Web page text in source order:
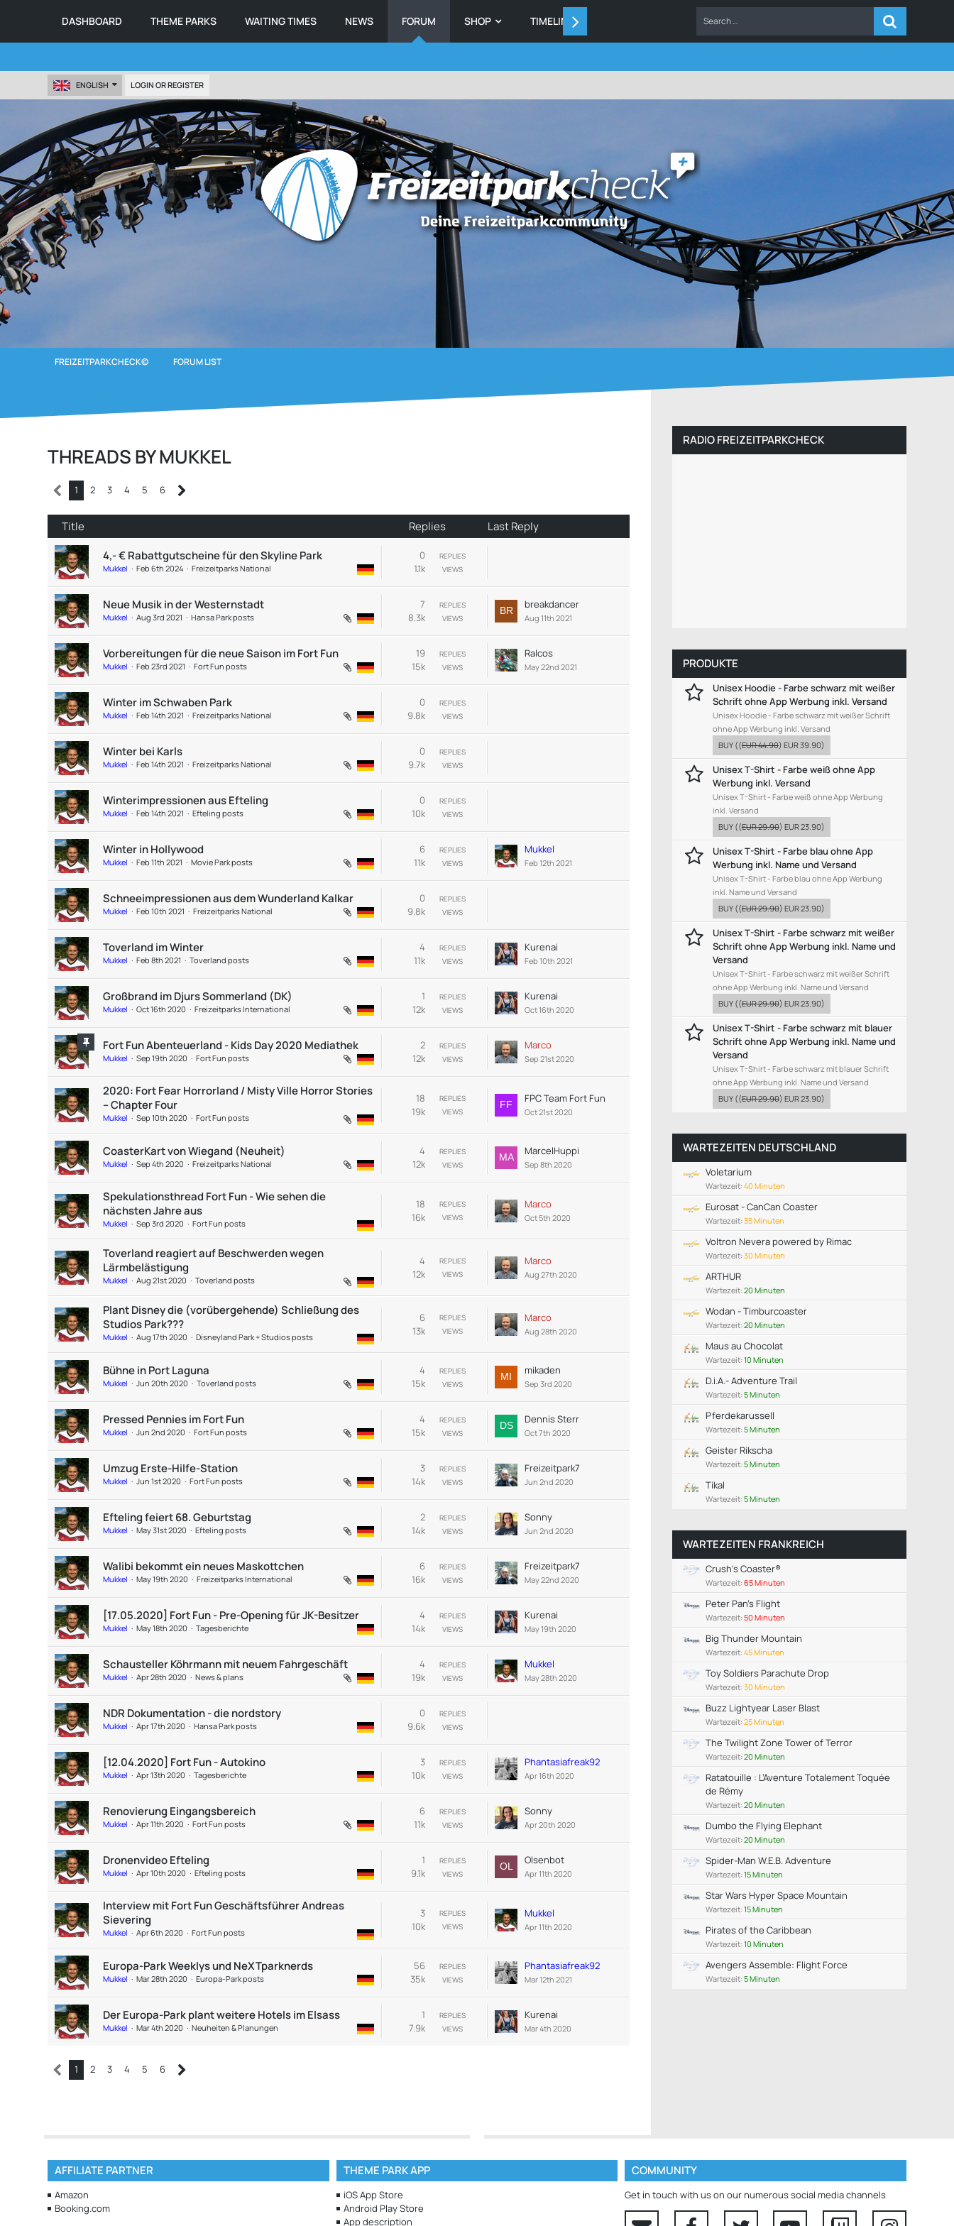
DASHBOARD THEME PARKS WAITING TIMES NEWS FORUM SHOP TIMELINE
ENGLISH LOGIN OR REGISTER
FREIZEITPARKCHECK© FORUM LIST
THREADS BY MUKKEL
1 2 3 4 5 6
Title Replies
Last Reply
4,- € Rabattgutscheine für den Skyline Park
Mukkel Feb 6th 2024 Freizeitparks National
REPLIES
0
VIEWS
1.1k
Neue Musik in der Westernstadt
Mukkel Aug 3rd 2021 Hansa Park posts
REPLIES
7
VIEWS
8.3k
breakdancer
Aug 11th 2021
Vorbereitungen für die neue Saison im Fort Fun
Mukkel Feb 23rd 2021 Fort Fun posts
REPLIES
19
VIEWS
15k
Ralcos
May 22nd 2021
Winter im Schwaben Park
Mukkel Feb 14th 2021 Freizeitparks National
REPLIES
0
VIEWS
9.8k
Winter bei Karls
Mukkel Feb 14th 2021 Freizeitparks National
REPLIES
0
VIEWS
9.7k
Winterimpressionen aus Efteling
Mukkel Feb 14th 2021 Efteling posts
REPLIES
0
VIEWS
10k
Winter in Hollywood
Mukkel Feb 11th 2021 Movie Park posts
REPLIES
6
VIEWS
11k
Mukkel
Feb 12th 2021
Schneeimpressionen aus dem Wunderland Kalkar
Mukkel Feb 10th 2021 Freizeitparks National
REPLIES
0
VIEWS
9.8k
Toverland im Winter
Mukkel Feb 8th 2021 Toverland posts
REPLIES
4
VIEWS
11k
Kurenai
Feb 10th 2021
Großbrand im Djurs Sommerland (DK)
Mukkel Oct 16th 2020 Freizeitparks International
REPLIES
1
VIEWS
12k
Kurenai
Oct 16th 2020
Fort Fun Abenteuerland - Kids Day 2020 Mediathek
Mukkel Sep 19th 2020 Fort Fun posts
REPLIES
2
VIEWS
12k
Marco
Sep 21st 2020
2020: Fort Fear Horrorland / Misty Ville Horror Stories
– Chapter Four
Mukkel Sep 10th 2020 Fort Fun posts
REPLIES
18
VIEWS
19k
FPC Team Fort Fun
Oct 21st 2020
CoasterKart von Wiegand (Neuheit)
Mukkel Sep 4th 2020 Freizeitparks National
REPLIES
4
VIEWS
12k
MarcelHuppi
Sep 8th 2020
Spekulationsthread Fort Fun - Wie sehen die
nächsten Jahre aus
Mukkel Sep 3rd 2020 Fort Fun posts
REPLIES
18
VIEWS
16k
Marco
Oct 5th 2020
Toverland reagiert auf Beschwerden wegen
Lärmbelästigung
Mukkel Aug 21st 2020 Toverland posts
REPLIES
4
VIEWS
12k
Marco
Aug 27th 2020
Plant Disney die (vorübergehende) Schließung des
Studios Park???
Mukkel Aug 17th 2020 Disneyland Park + Studios posts
REPLIES
6
VIEWS
13k
Marco
Aug 28th 2020
Bühne in Port Laguna
Mukkel Jun 20th 2020 Toverland posts
REPLIES
4
VIEWS
15k
mikaden
Sep 3rd 2020
Pressed Pennies im Fort Fun
Mukkel Jun 2nd 2020 Fort Fun posts
REPLIES
4
VIEWS
15k
Dennis Sterr
Oct 7th 2020
Umzug Erste-Hilfe-Station
Mukkel Jun 1st 2020 Fort Fun posts
REPLIES
3
VIEWS
14k
Freizeitpark7
Jun 2nd 2020
Efteling feiert 68. Geburtstag
Mukkel May 31st 2020 Efteling posts
REPLIES
2
VIEWS
14k
Sonny
Jun 2nd 2020
Walibi bekommt ein neues Maskottchen
Mukkel May 19th 2020 Freizeitparks International
REPLIES
6
VIEWS
16k
Freizeitpark7
May 22nd 2020
[17.05.2020] Fort Fun - Pre-Opening für JK-Besitzer
Mukkel May 18th 2020 Tagesberichte
REPLIES
4
VIEWS
14k
Kurenai
May 19th 2020
Schausteller Köhrmann mit neuem Fahrgeschäft
Mukkel Apr 28th 2020 News & plans
REPLIES
4
VIEWS
19k
Mukkel
May 28th 2020
NDR Dokumentation - die nordstory
Mukkel Apr 17th 2020 Hansa Park posts
REPLIES
0
VIEWS
9.6k
[12.04.2020] Fort Fun - Autokino
Mukkel Apr 13th 2020 Tagesberichte
REPLIES
3
VIEWS
10k
Phantasiafreak92
Apr 16th 2020
Renovierung Eingangsbereich
Mukkel Apr 11th 2020 Fort Fun posts
REPLIES
6
VIEWS
11k
Sonny
Apr 20th 2020
Dronenvideo Efteling
Mukkel Apr 10th 2020 Efteling posts
REPLIES
1
VIEWS
9.1k
Olsenbot
Apr 11th 2020
Interview mit Fort Fun Geschäftsführer Andreas
Sievering
Mukkel Apr 6th 2020 Fort Fun posts
REPLIES
3
VIEWS
10k
Mukkel
Apr 11th 2020
Europa-Park Weeklys und NeXTparknerds
Mukkel Mar 28th 2020 Europa-Park posts
REPLIES
56
VIEWS
35k
Phantasiafreak92
Mar 12th 2021
Der Europa-Park plant weitere Hotels im Elsass
Mukkel Mar 4th 2020 Neuheiten & Planungen
REPLIES
1
VIEWS
7.9k
Kurenai
Mar 4th 2020
1 2 3 4 5 6
RADIO FREIZEITPARKCHECK
PRODUKTE
Unisex Hoodie - Farbe schwarz mit weißer
Schrift ohne App Werbung inkl. Versand
Unisex Hoodie - Farbe schwarz mit weißer Schrift
ohne App Werbung inkl. Versand
BUY ((EUR 44.90) EUR 39.90)
Unisex T-Shirt - Farbe weiß ohne App
Werbung inkl. Versand
Unisex T-Shirt - Farbe weiß ohne App Werbung
inkl. Versand
BUY ((EUR 29.90) EUR 23.90)
Unisex T-Shirt - Farbe blau ohne App
Werbung inkl. Name und Versand
Unisex T-Shirt - Farbe blau ohne App Werbung
inkl. Name und Versand
BUY ((EUR 29.90) EUR 23.90)
Unisex T-Shirt - Farbe schwarz mit weißer
Schrift ohne App Werbung inkl. Name und
Versand
Unisex T-Shirt - Farbe schwarz mit weißer Schrift
ohne App Werbung inkl. Name und Versand
BUY ((EUR 29.90) EUR 23.90)
Unisex T-Shirt - Farbe schwarz mit blauer
Schrift ohne App Werbung inkl. Name und
Versand
Unisex T-Shirt - Farbe schwarz mit blauer Schrift
ohne App Werbung inkl. Name und Versand
BUY ((EUR 29.90) EUR 23.90)
WARTEZEITEN DEUTSCHLAND
Voletarium
Wartezeit: 40 Minuten
Eurosat - CanCan Coaster
Wartezeit: 35 Minuten
Voltron Nevera powered by Rimac
Wartezeit: 30 Minuten
ARTHUR
Wartezeit: 20 Minuten
Wodan - Timburcoaster
Wartezeit: 20 Minuten
Maus au Chocolat
Wartezeit: 10 Minuten
D.i.A.- Adventure Trail
Wartezeit: 5 Minuten
Pferdekarussell
Wartezeit: 5 Minuten
Geister Rikscha
Wartezeit: 5 Minuten
Tikal
Wartezeit: 5 Minuten
WARTEZEITEN FRANKREICH
Crush's Coaster®
Wartezeit: 65 Minuten
Peter Pan's Flight
Wartezeit: 50 Minuten
Big Thunder Mountain
Wartezeit: 45 Minuten
Toy Soldiers Parachute Drop
Wartezeit: 30 Minuten
Buzz Lightyear Laser Blast
Wartezeit: 25 Minuten
The Twilight Zone Tower of Terror
Wartezeit: 20 Minuten
Ratatouille : L’Aventure Totalement Toquée
de Rémy
Wartezeit: 20 Minuten
Dumbo the Flying Elephant
Wartezeit: 20 Minuten
Spider-Man W.E.B. Adventure
Wartezeit: 15 Minuten
Star Wars Hyper Space Mountain
Wartezeit: 15 Minuten
Pirates of the Caribbean
Wartezeit: 10 Minuten
Avengers Assemble: Flight Force
Wartezeit: 5 Minuten
AFFILIATE PARTNER
Amazon
Booking.com
THEME PARK APP
iOS App Store
Android Play Store
App description
COMMUNITY
Get in touch with us on our numerous social media channels